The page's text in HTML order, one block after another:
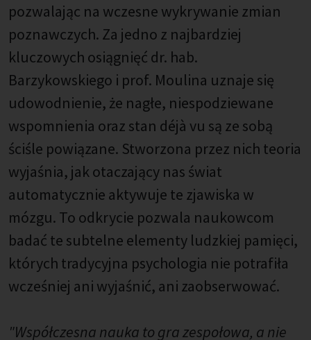
pozwalając na wczesne wykrywanie zmian
poznawczych. Za jedno z najbardziej
kluczowych osiągnięć dr. hab.
Barzykowskiego i prof. Moulina uznaje się
udowodnienie, że nagłe, niespodziewane
wspomnienia oraz stan déjà vu są ze sobą
ściśle powiązane. Stworzona przez nich teoria
wyjaśnia, jak otaczający nas świat
automatycznie aktywuje te zjawiska w
mózgu. To odkrycie pozwala naukowcom
badać te subtelne elementy ludzkiej pamięci,
których tradycyjna psychologia nie potrafiła
wcześniej ani wyjaśnić, ani zaobserwować.
"Współczesna nauka to gra zespołowa, a nie